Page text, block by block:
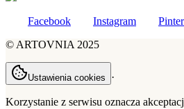
Facebook Instagram
© ARTOVNIA 2025
Ustawienia cookies ·
Korzystanie z serwisu oznacza